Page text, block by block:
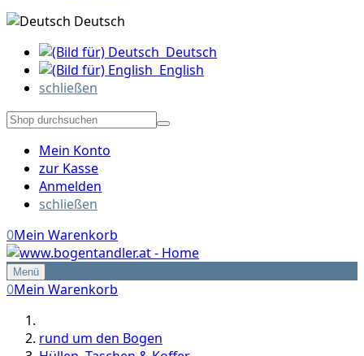
Deutsch
Deutsch
English
schließen
Mein Konto
zur Kasse
Anmelden
schließen
0Mein Warenkorb
Menü
0Mein Warenkorb
rund um den Bogen